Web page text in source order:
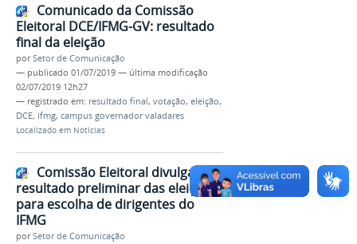
Comunicado da Comissão
Eleitoral DCE/IFMG-GV: resultado
final da eleição
porSetor de Comunicação
— publicado 01/07/2019 — última modificação
02/07/2019 12h27
— registrado em: resultado final, votação, eleição,
DCE, ifmg, campus governador valadares
Localizado em Notícias
Comissão Eleitoral divulga
resultado preliminar das eleições
para escolha de dirigentes do
IFMG
porSetor de Comunicação